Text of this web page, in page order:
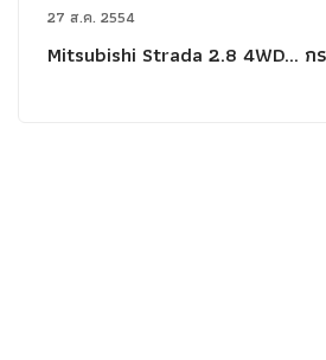
27 ส.ค. 2554
Mitsubishi Strada 2.8 4WD...